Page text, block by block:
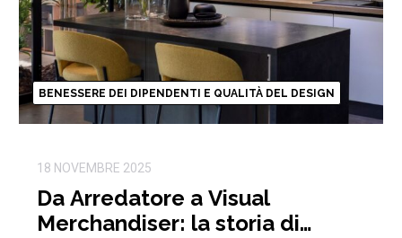
BENESSERE DEI DIPENDENTI E QUALITÀ DEL DESIGN
18 NOVEMBRE 2025
Da Arredatore a Visual
Merchandiser: la storia di